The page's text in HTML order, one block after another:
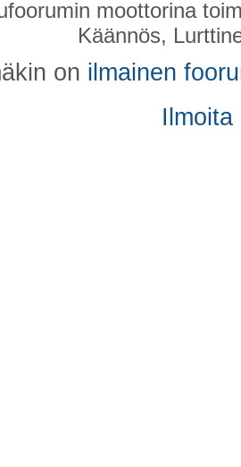
moottorina
Käännös,
on ilmainen